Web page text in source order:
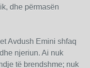
dhe përmasën
Avdush Emini shfaq
njeriun. Ai nuk
të brendshme; nuk